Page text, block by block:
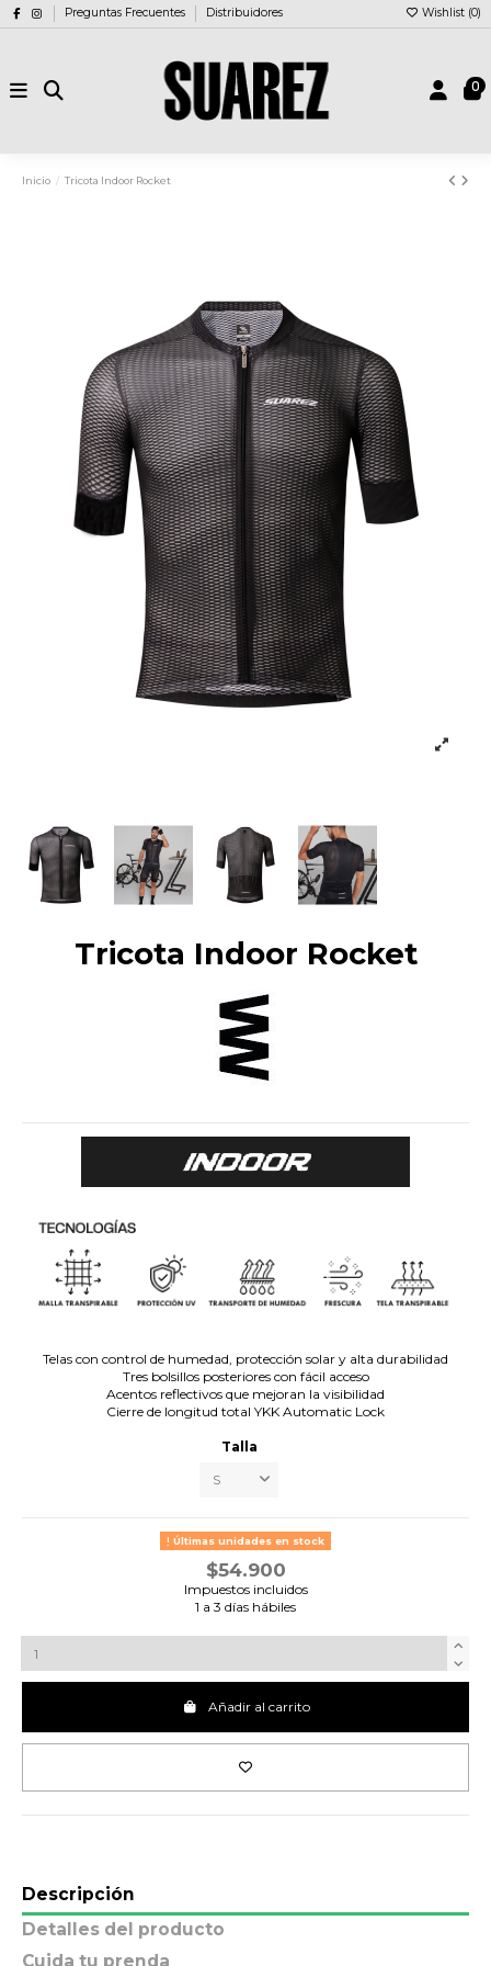
Preguntas Frecuentes Distribuidores Wishlist (0)
0
Inicio Tricota Indoor Rocket
Tricota Indoor Rocket
Telas con control de humedad, protección solar y alta durabilidad
Tres bolsillos posteriores con fácil acceso
Acentos reflectivos que mejoran la visibilidad
Cierre de longitud total YKK Automatic Lock
Talla
Últimas unidades en stock
$54.900
Impuestos incluidos
1 a 3 días hábiles
Añadir al carrito
Descripción
Detalles del producto
Cuida tu prenda